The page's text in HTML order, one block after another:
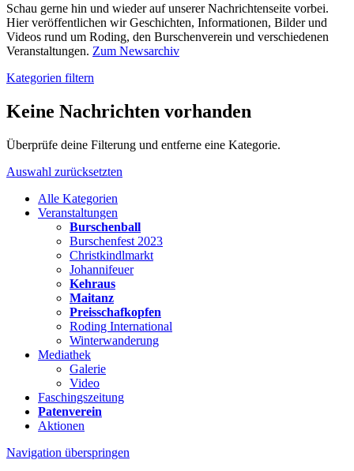
Schau gerne hin und wieder auf unserer Nachrichtenseite vorbei.
Hier veröffentlichen wir Geschichten, Informationen, Bilder und
Videos rund um Roding, den Burschenverein und verschiedenen
Veranstaltungen. Zum Newsarchiv
Kategorien filtern
Keine Nachrichten vorhanden
Überprüfe deine Filterung und entferne eine Kategorie.
Auswahl zurücksetzten
Alle Kategorien
Veranstaltungen
Burschenball
Burschenfest 2023
Christkindlmarkt
Johannifeuer
Kehraus
Maitanz
Preisschafkopfen
Roding International
Winterwanderung
Mediathek
Galerie
Video
Faschingszeitung
Patenverein
Aktionen
Navigation überspringen